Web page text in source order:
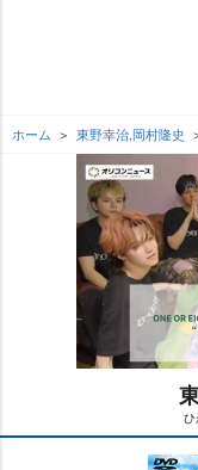
ホーム 東野幸治,岡村隆史
ひ